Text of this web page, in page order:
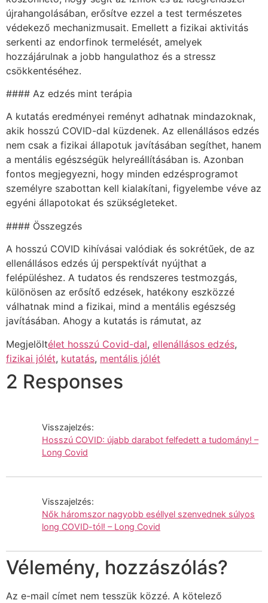
újrahangolásában, erősítve ezzel a test természetes
védekező mechanizmusait. Emellett a fizikai aktivitás
serkenti az endorfinok termelését, amelyek
hozzájárulnak a jobb hangulathoz és a stressz
csökkentéséhez.
#### Az edzés mint terápia
A kutatás eredményei reményt adhatnak mindazoknak,
akik hosszú COVID-dal küzdenek. Az ellenállásos edzés
nem csak a fizikai állapotuk javításában segíthet, hanem
a mentális egészségük helyreállításában is. Azonban
fontos megjegyezni, hogy minden edzésprogramot
személyre szabottan kell kialakítani, figyelembe véve az
egyéni állapotokat és szükségleteket.
#### Összegzés
A hosszú COVID kihívásai valódiak és sokrétűek, de az
ellenállásos edzés új perspektívát nyújthat a
felépüléshez. A tudatos és rendszeres testmozgás,
különösen az erősítő edzések, hatékony eszközzé
válhatnak mind a fizikai, mind a mentális egészség
javításában. Ahogy a kutatás is rámutat, az
Megjelöltélet hosszú Covid-dal, ellenállásos edzés,
fizikai jólét, kutatás, mentális jólét
2 Responses
Visszajelzés:
Hosszú COVID: újabb darabot felfedett a tudomány! –
Long Covid
Visszajelzés:
Nők háromszor nagyobb eséllyel szenvednek súlyos
long COVID-tól! – Long Covid
Vélemény, hozzászólás?
Az e-mail címet nem tesszük közzé. A kötelező